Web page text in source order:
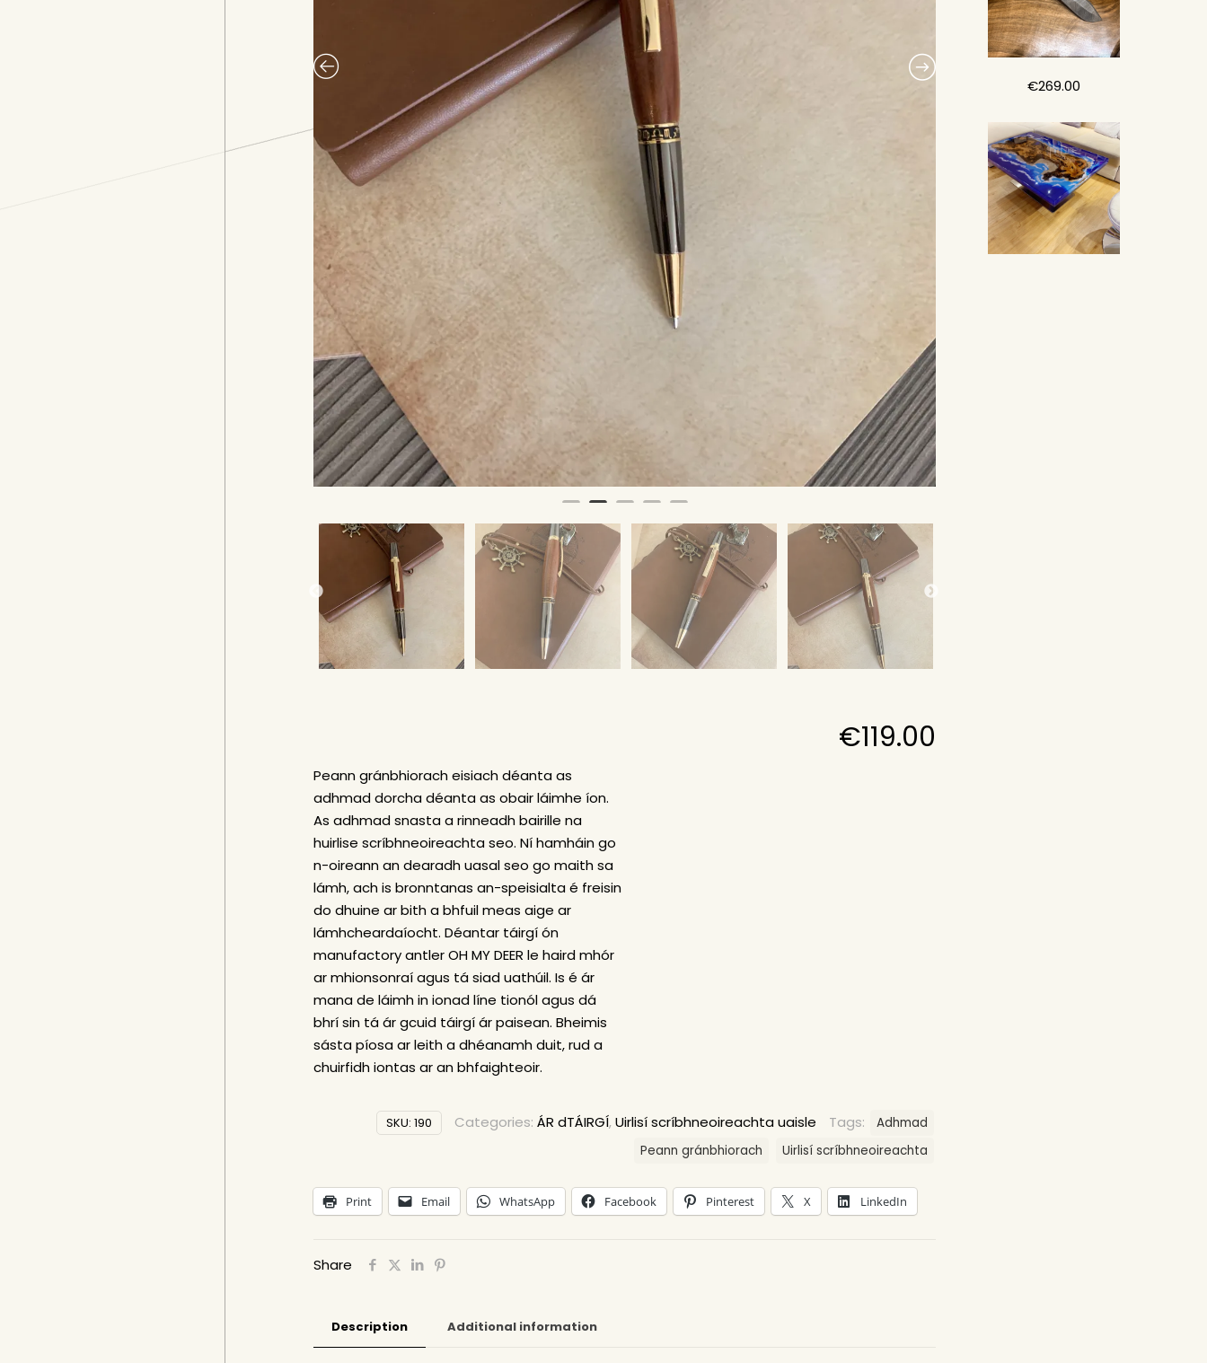
€119.00
Peann gránbhiorach eisiach déanta as
adhmad dorcha déanta as obair láimhe íon.
As adhmad snasta a rinneadh bairille na
huirlise scríbhneoireachta seo. Ní hamháin go
n-oireann an dearadh uasal seo go maith sa
lámh, ach is bronntanas an-speisialta é freisin
do dhuine ar bith a bhfuil meas aige ar
lámhcheardaíocht. Déantar táirgí ón
manufactory antler OH MY DEER le haird mhór
ar mhionsonraí agus tá siad uathúil. Is é ár
mana de láimh in ionad líne tionól agus dá
bhrí sin tá ár gcuid táirgí ár paisean. Bheimis
sásta píosa ar leith a dhéanamh duit, rud a
chuirfidh iontas ar an bhfaighteoir.
SKU:190 Categories:ÁR dTÁIRGÍ,Uirlisí scríbhneoireachta uaisle Tags:
Adhmad
Peann gránbhiorach
Uirlisí scríbhneoireachta
Print Email WhatsApp Facebook Pinterest X LinkedIn
Share
Description Additional information
€269.00